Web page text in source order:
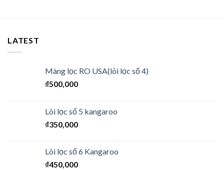
LATEST
Màng lọc RO USA(lõi lọc số 4)
₫500,000
Lõi lọc số 5 kangaroo
₫350,000
Lõi lọc số 6 Kangaroo
₫450,000